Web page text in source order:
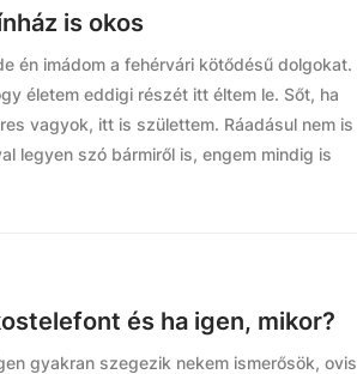
is okos
én imádom a fehérvári kötődésű dolgokat.
életem eddigi részét itt éltem le. Sőt, ha
vagyok, itt is születtem. Ráadásul nem is
legyen szó bármiről is, engem mindig is
és ha igen, mikor?
gyakran szegezik nekem ismerősök, ovis